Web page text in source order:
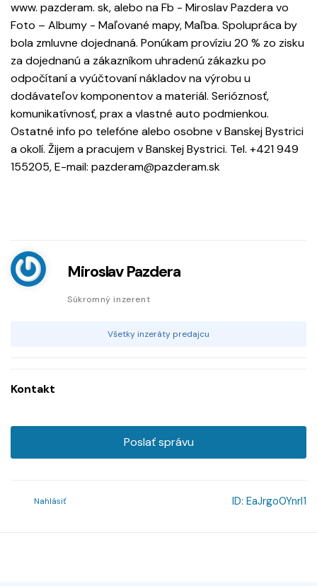
www. pazderam. sk, alebo na Fb - Miroslav Pazdera vo
Foto – Albumy - Maľované mapy, Maľba. Spolupráca by
bola zmluvne dojednaná. Ponúkam províziu 20 % zo zisku
za dojednanú a zákazníkom uhradenú zákazku po
odpočítaní a vyúčtovaní nákladov na výrobu u
dodávateľov komponentov a materiál. Serióznosť,
komunikatívnosť, prax a vlastné auto podmienkou.
Ostatné info po telefóne alebo osobne v Banskej Bystrici
a okolí. Žijem a pracujem v Banskej Bystrici. Tel. +421 949
155205, E-mail: pazderam@pazderam.sk
Miroslav Pazdera
Súkromný inzerent
Všetky inzeráty predajcu
Kontakt
Poslať správu
Nahlásiť ID: EaJrgo0Ynrl1